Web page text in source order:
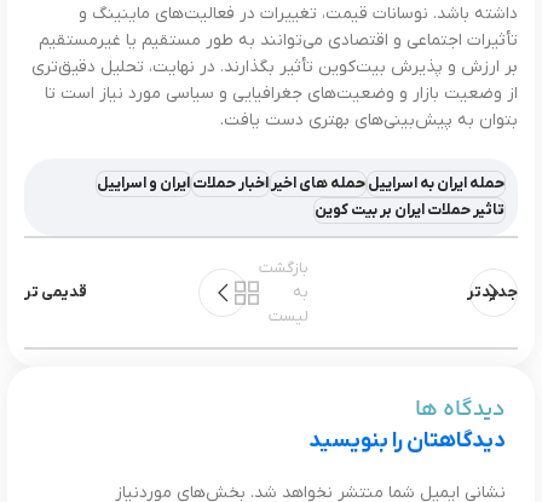
داشته باشد. نوسانات قیمت، تغییرات در فعالیت‌های ماینینگ و
تأثیرات اجتماعی و اقتصادی می‌توانند به طور مستقیم یا غیرمستقیم
بر ارزش و پذیرش بیت‌کوین تأثیر بگذارند. در نهایت، تحلیل دقیق‌تری
از وضعیت بازار و وضعیت‌های جغرافیایی و سیاسی مورد نیاز است تا
بتوان به پیش‌بینی‌های بهتری دست یافت.
حمله ایران به اسراییلحمله های اخیر اخبار حملاتایران و اسراییل
تاثیر حملات ایران بر بیت کوین
جدیدتر
بازگشت
به
لیست
قدیمی تر
دیدگاه ها
دیدگاهتان را بنویسید
نشانی ایمیل شما منتشر نخواهد شد. بخش‌های موردنیاز